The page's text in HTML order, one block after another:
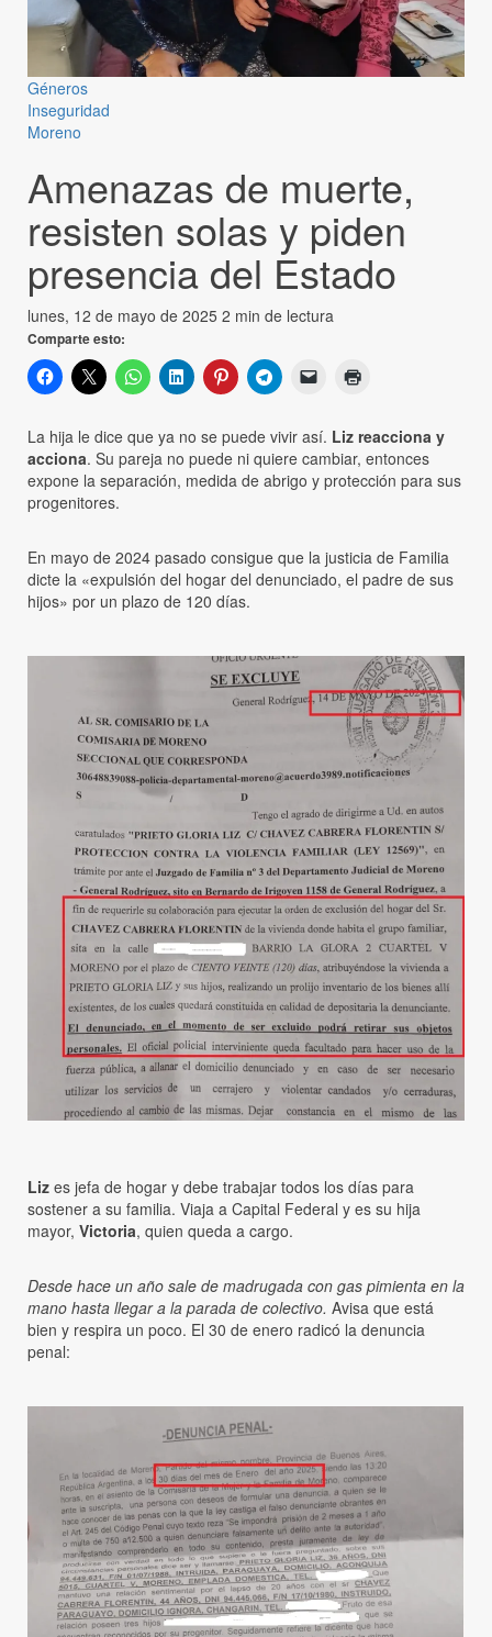
Géneros
Inseguridad
Moreno
Amenazas de muerte,
resisten solas y piden
presencia del Estado
lunes, 12 de mayo de 2025 2 min de lectura
Comparte esto:
La hija le dice que ya no se puede vivir así. Liz reacciona y
acciona. Su pareja no puede ni quiere cambiar, entonces
expone la separación, medida de abrigo y protección para sus
progenitores.
En mayo de 2024 pasado consigue que la justicia de Familia
dicte la «expulsión del hogar del denunciado, el padre de sus
hijos» por un plazo de 120 días.
Liz es jefa de hogar y debe trabajar todos los días para
sostener a su familia. Viaja a Capital Federal y es su hija
mayor, Victoria, quien queda a cargo.
Desde hace un año sale de madrugada con gas pimienta en la
mano hasta llegar a la parada de colectivo. Avisa que está
bien y respira un poco. El 30 de enero radicó la denuncia
penal: